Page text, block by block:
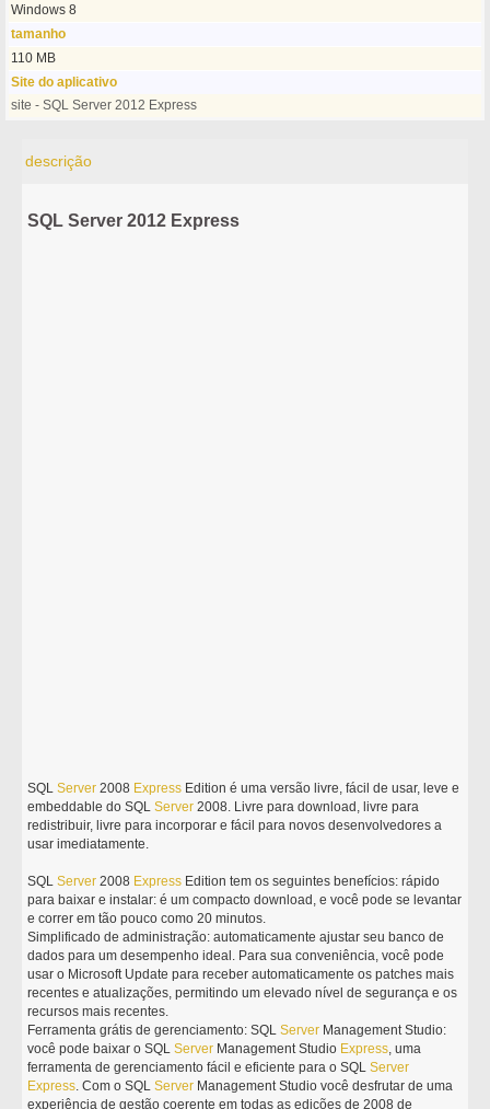
Windows 8
tamanho
110 MB
Site do aplicativo
site - SQL Server 2012 Express
descrição
SQL Server 2012 Express
SQLServer 2008 Express Edition é uma versão livre, fácil de usar, leve e
embeddable do SQLServer 2008. Livre para download, livre para
redistribuir, livre para incorporar e fácil para novos desenvolvedores a
usar imediatamente.
SQLServer 2008 Express Edition tem os seguintes benefícios: rápido
para baixar e instalar: é um compacto download, e você pode se levantar
e correr em tão pouco como 20 minutos.
Simplificado de administração: automaticamente ajustar seu banco de
dados para um desempenho ideal. Para sua conveniência, você pode
usar o Microsoft Update para receber automaticamente os patches mais
recentes e atualizações, permitindo um elevado nível de segurança e os
recursos mais recentes.
Ferramenta grátis de gerenciamento: SQLServer Management Studio:
você pode baixar o SQLServer Management Studio Express, uma
ferramenta de gerenciamento fácil e eficiente para o SQLServer
Express. Com o SQLServer Management Studio você desfrutar de uma
experiência de gestão coerente em todas as edições de 2008 de